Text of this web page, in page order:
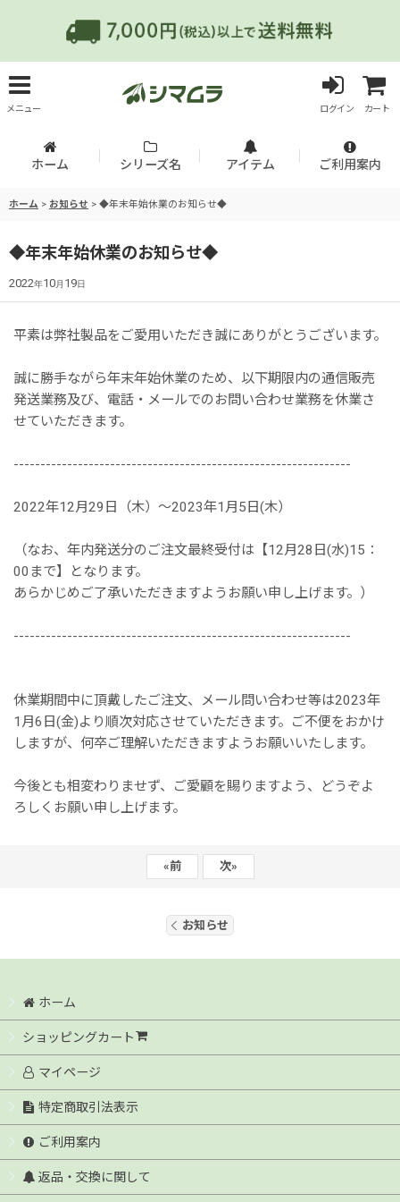
メニュー ログイン カート
ホーム シリーズ名 アイテム ご利用案内
ホーム > お知らせ > ◆年末年始休業のお知らせ◆
◆年末年始休業のお知らせ◆
2022年10月 19日
平素は弊社製品をご愛用いただき誠にありがとうございます。
誠に勝手ながら年末年始休業のため、以下期限内の通信販売
発送業務及び、電話・メールでのお問い合わせ業務を休業さ
せていただきます。
---------------------------------------------------------------
2022年12月29日（木）～2023年1月5日(木）
（なお、年内発送分のご注文最終受付は【12月28日(水)15：
00まで】となります。
あらかじめご了承いただきますようお願い申し上げます。）
---------------------------------------------------------------
休業期間中に頂戴したご注文、メール問い合わせ等は2023年
1月6日(金)より順次対応させていただきます。ご不便をおかけ
しますが、何卒ご理解いただきますようお願いいたします。
今後とも相変わりませず、ご愛顧を賜りますよう、どうぞよ
ろしくお願い申し上げます。
«前 次»
お知らせ
ホーム
ショッピングカート
マイページ
特定商取引法表示
ご利用案内
返品・交換に関して